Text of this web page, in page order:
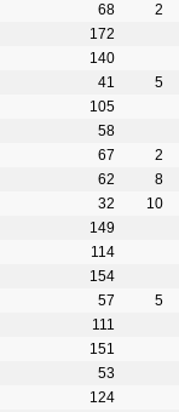
68
2
172
140
41
5
105
58
67
2
62
8
32
10
149
114
154
57
5
111
151
53
124